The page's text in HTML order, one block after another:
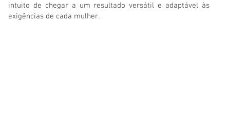
intuito de chegar a um resultado versátil e adaptável às
exigências de cada mulher.